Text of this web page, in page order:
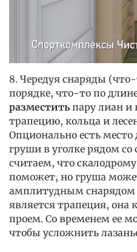
8. Чередуя снаряды
порядке, что-то по
разместитьпару лиан и
трапецию, кольца и
Опционально есть место
груши в уголке рядом
считаем, что скалодрому
поможет, но груша
амплитудным снарядом
является трапеция, она
проем. Со временем ее
чтобы усложнить